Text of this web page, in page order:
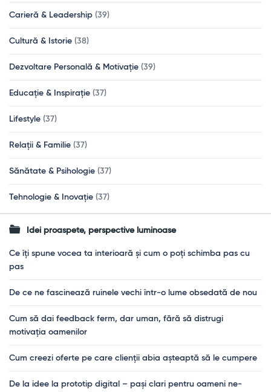
Carieră & Leadership (39)
Cultură & Istorie (38)
Dezvoltare Personală & Motivație (39)
Educație & Inspirație (37)
Lifestyle (37)
Relații & Familie (37)
Sănătate & Psihologie (37)
Tehnologie & Inovație (37)
Idei proaspete, perspective luminoase
Ce îți spune vocea ta interioară și cum o poți schimba pas cu
pas
De ce ne fascinează ruinele vechi într-o lume obsedată de nou
Cum să dai feedback ferm, dar uman, fără să distrugi
motivația oamenilor
Cum creezi oferte pe care clienții abia așteaptă să le cumpere
De la idee la prototip digital – pași clari pentru oameni ne-